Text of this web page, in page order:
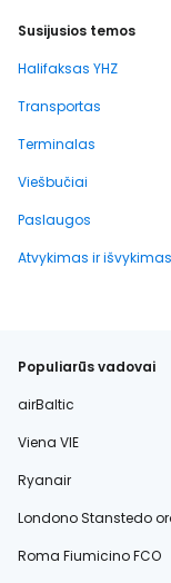
Susijusios temos
Halifaksas YHZ
Transportas
Terminalas
Viešbučiai
Paslaugos
Atvykimas ir išvykimas
Populiarūs vadovai
airBaltic
Viena VIE
Ryanair
Londono Stanstedo
Roma Fiumicino FCO